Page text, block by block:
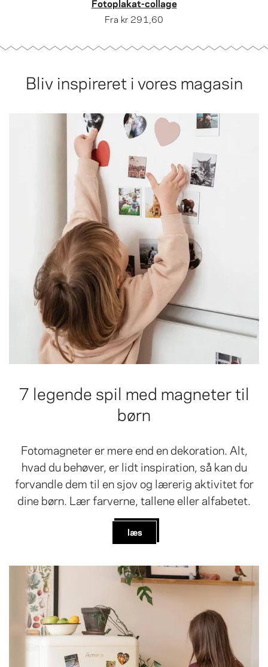
Fra kr 291,60
Bliv inspireret i vores magasin
7 legende spil med magneter til
børn
Fotomagneter er mere end en dekoration. Alt,
hvad du behøver, er lidt inspiration, så kan du
forvandle dem til en sjov og lærerig aktivitet for
dine børn. Lær farverne, tallene eller alfabetet.
læs